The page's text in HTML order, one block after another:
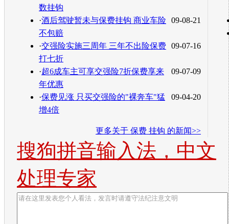
数挂钩
09-08-21
·酒后驾驶暂未与保费挂钩 商业车险
不包赔
09-07-16
·交强险实施三周年 三年不出险保费
打七折
09-07-09
·超6成车主可享交强险7折保费享来
年优惠
09-04-20
·保费见涨 只买交强险的"裸奔车"猛
增4倍
更多关于 保费 挂钩 的新闻>>
搜狗拼音输入法，中文
处理专家